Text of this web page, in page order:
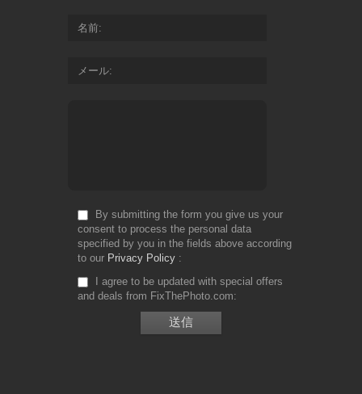
名前
メール
By submitting the form you give us your
consent to process the personal data
specified by you in the fields above according
to our Privacy Policy
I agree to be updated with special offers
and deals from FixThePhoto.com